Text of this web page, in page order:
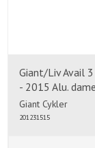
Giant/Liv Avail 3
- 2015 Alu.
Giant Cykler
201231515